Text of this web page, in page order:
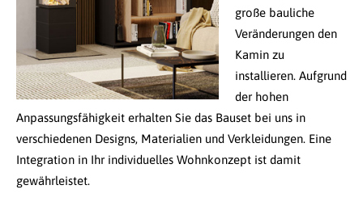
große bauliche
Veränderungen den
Kamin zu
installieren. Aufgrund
der hohen
Anpassungsfähigkeit erhalten Sie das Bauset bei uns in
verschiedenen Designs, Materialien und Verkleidungen. Eine
Integration in Ihr individuelles Wohnkonzept ist damit
gewährleistet.